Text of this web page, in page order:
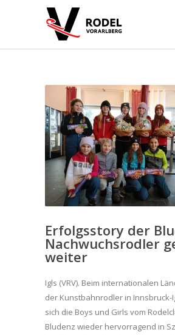
Erfolgsstory der
Nachwuchsrodler
weiter
Igls (VRV). Beim internationalen
der Kunstbahnrodler in Innsbruck-
sich die Boys und Girls vom
Bludenz wieder hervorragend in